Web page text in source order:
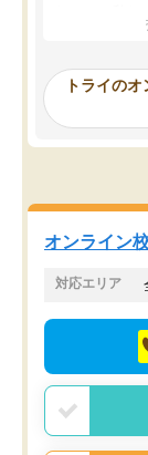
ないのは私た
ってくださ
ったんですが
み、徐々に成
思っていまし
を的確に指導
くりするほど
塾を受けてい
つ成績も上が
てきたので、
でお願いしま
トライの
オンライン
対応エリア